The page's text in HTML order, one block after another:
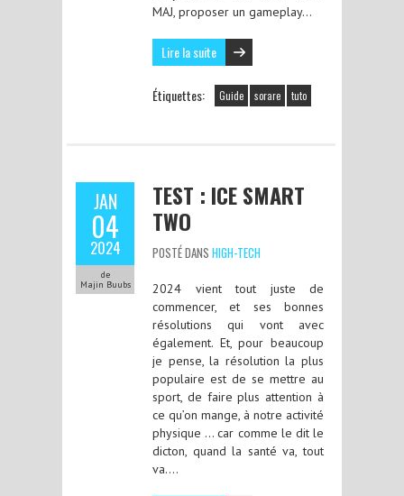
MAJ, proposer un gameplay…
Lire la suite
Étiquettes: Guide sorare tuto
JAN
04
2024
de
Majin Buubs
TEST : ICE SMART
TWO
POSTÉ DANS HIGH-TECH
2024 vient tout juste de
commencer, et ses bonnes
résolutions qui vont avec
également. Et, pour beaucoup
je pense, la résolution la plus
populaire est de se mettre au
sport, de faire plus attention à
ce qu’on mange, à notre activité
physique … car comme le dit le
dicton, quand la santé va, tout
va….